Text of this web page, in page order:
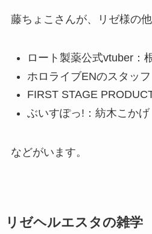
藤ちょこさんが、リゼ様の
ロート製薬公式vtuber：
ホロライブENのスタッ
FIRST STAGE
ぶいすぽっ!：紡木こかげ
などがいます。
リゼヘルエスタの雑学